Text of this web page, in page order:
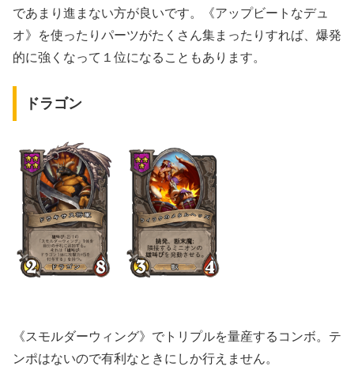
であまり進まない方が良いです。《アップビートなデュ
オ》を使ったりパーツがたくさん集まったりすれば、爆発
的に強くなって１位になることもあります。
ドラゴン
《スモルダーウィング》でトリプルを量産するコンボ。テ
ンポはないので有利なときにしか行えません。